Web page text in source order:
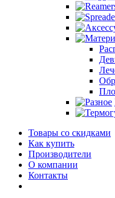
Товары со скидками
Как купить
Производители
О компании
Контакты